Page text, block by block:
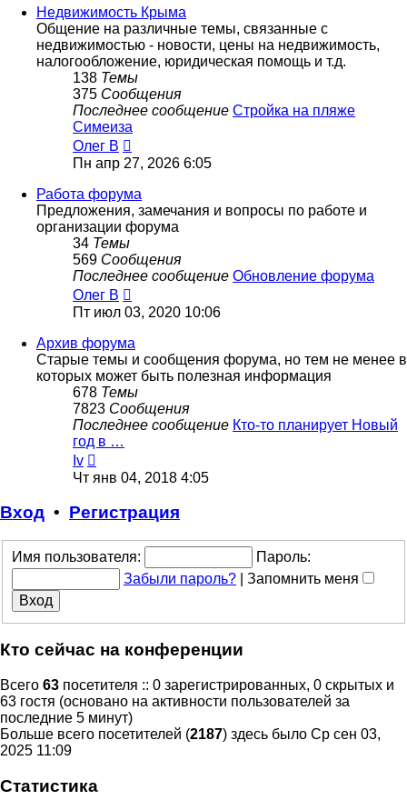
сообщению
Недвижимость Крыма
Общение на различные темы, связанные с
недвижимостью - новости, цены на недвижимость,
налогообложение, юридическая помощь и т.д.
138 Темы
375 Сообщения
Последнее сообщение Стройка на пляже
Симеиза
Олег В
к
последнему
сообщению
Пн апр 27, 2026 6:05
Работа форума
Предложения, замечания и вопросы по работе и
организации форума
34 Темы
569 Сообщения
Последнее сообщение Обновление форума
Олег В
к
последнему
сообщению
Пт июл 03, 2020 10:06
Архив форума
Старые темы и сообщения форума, но тем не менее в
которых может быть полезная информация
678 Темы
7823 Сообщения
Последнее сообщение Кто-то планирует Новый
год в …
Iv
к
последнему
сообщению
Чт янв 04, 2018 4:05
Вход • Регистрация
Имя пользователя:
Пароль:
Забыли пароль?
Запомнить меня
Кто сейчас на конференции
Всего 63 посетителя :: 0 зарегистрированных, 0 скрытых и
63 гостя (основано на активности пользователей за
последние 5 минут)
Больше всего посетителей (2187) здесь было Ср сен 03,
2025 11:09
Статистика